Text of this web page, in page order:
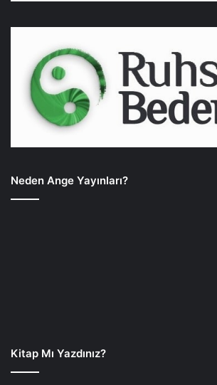
Neden Ange Yayınları?
Kitap Mı Yazdınız?